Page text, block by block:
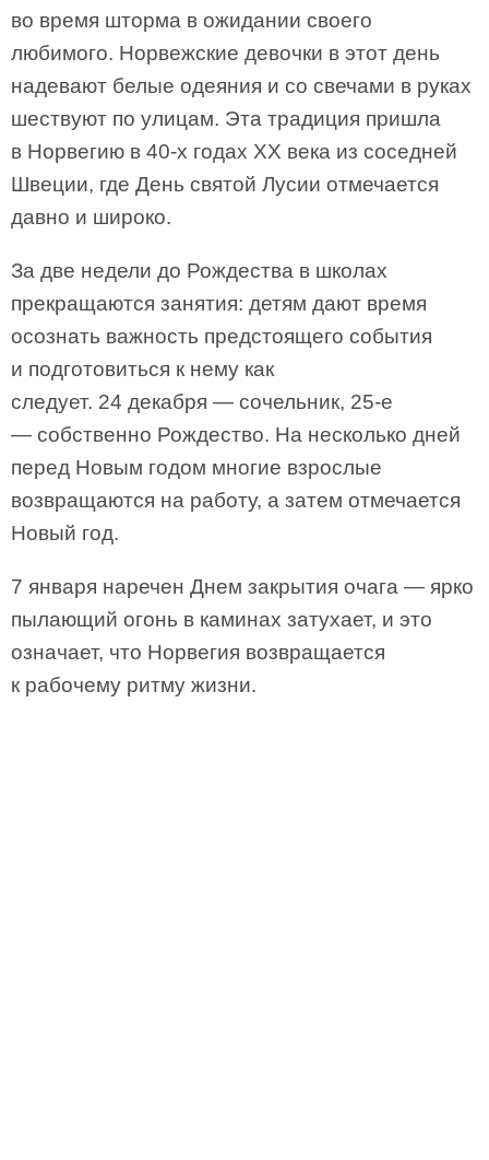
во время шторма в ожидании своего
любимого. Норвежские девочки в этот день
надевают белые одеяния и со свечами в руках
шествуют по улицам. Эта традиция пришла
в Норвегию в 40-х годах ХХ века из соседней
Швеции, где День святой Лусии отмечается
давно и широко.
За две недели до Рождества в школах
прекращаются занятия: детям дают время
осознать важность предстоящего события
и подготовиться к нему как
следует. 24 декабря — сочельник, 25-е
— собственно Рождество. На несколько дней
перед Новым годом многие взрослые
возвращаются на работу, а затем отмечается
Новый год.
7 января наречен Днем закрытия очага — ярко
пылающий огонь в каминах затухает, и это
означает, что Норвегия возвращается
к рабочему ритму жизни.